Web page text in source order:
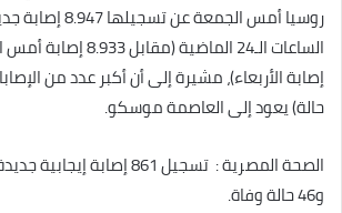
روسيا أمس الجمعة
حالة) يعود إلى العاصمة موسكو.
الصحة المصرية : تسجيل 861
و46 حالة وفاة.